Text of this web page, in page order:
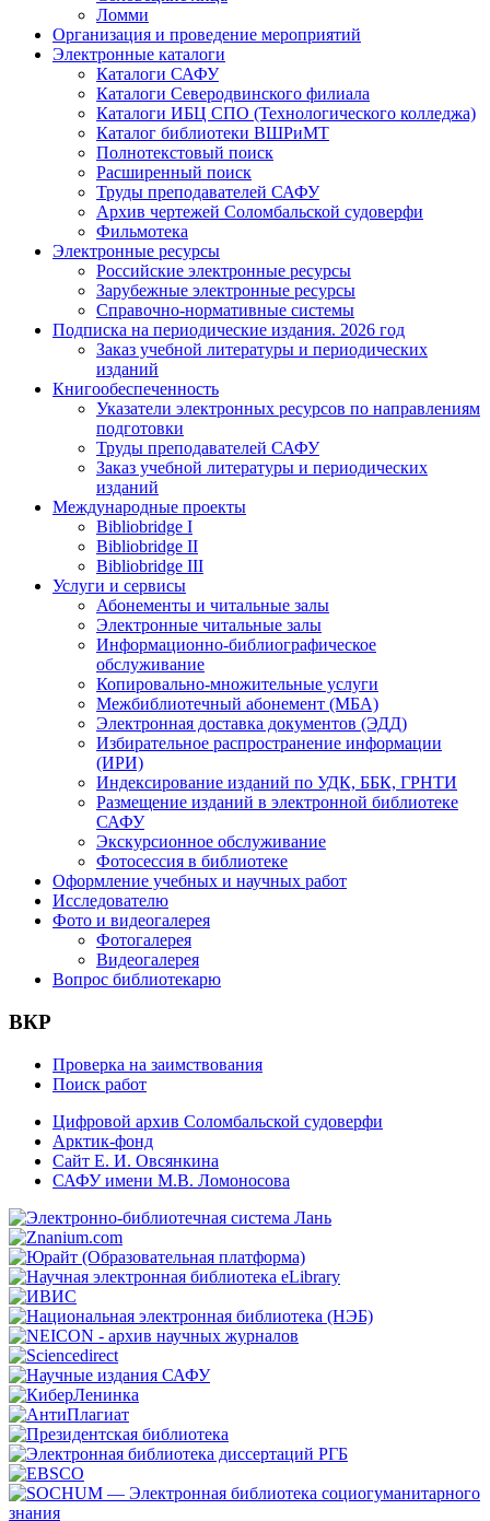
Ломми
Организация и проведение мероприятий
Электронные каталоги
Каталоги САФУ
Каталоги Северодвинского филиала
Каталоги ИБЦ СПО (Технологического колледжа)
Каталог библиотеки ВШРиМТ
Полнотекстовый поиск
Расширенный поиск
Труды преподавателей САФУ
Архив чертежей Соломбальской судоверфи
Фильмотека
Электронные ресурсы
Российские электронные ресурсы
Зарубежные электронные ресурсы
Справочно-нормативные системы
Подписка на периодические издания. 2026 год
Заказ учебной литературы и периодических
изданий
Книгообеспеченность
Указатели электронных ресурсов по направлениям
подготовки
Труды преподавателей САФУ
Заказ учебной литературы и периодических
изданий
Международные проекты
Bibliobridge I
Bibliobridge II
Bibliobridge III
Услуги и сервисы
Абонементы и читальные залы
Электронные читальные залы
Информационно-библиографическое
обслуживание
Копировально-множительные услуги
Межбиблиотечный абонемент (МБА)
Электронная доставка документов (ЭДД)
Избирательное распространение информации
(ИРИ)
Индексирование изданий по УДК, ББК, ГРНТИ
Размещение изданий в электронной библиотеке
САФУ
Экскурсионное обслуживание
Фотосессия в библиотеке
Оформление учебных и научных работ
Исследователю
Фото и видеогалерея
Фотогалерея
Видеогалерея
Вопрос библиотекарю
ВКР
Проверка на заимствования
Поиск работ
Цифровой архив Соломбальской судоверфи
Арктик-фонд
Сайт Е. И. Овсянкина
САФУ имени М.В. Ломоносова